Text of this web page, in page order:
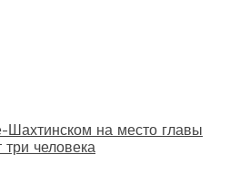
Шахтинском на место главы
три человека